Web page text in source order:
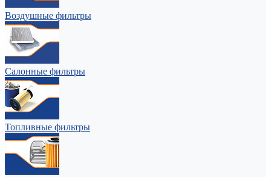
Воздушные фильтры
Салонные фильтры
Топливные фильтры